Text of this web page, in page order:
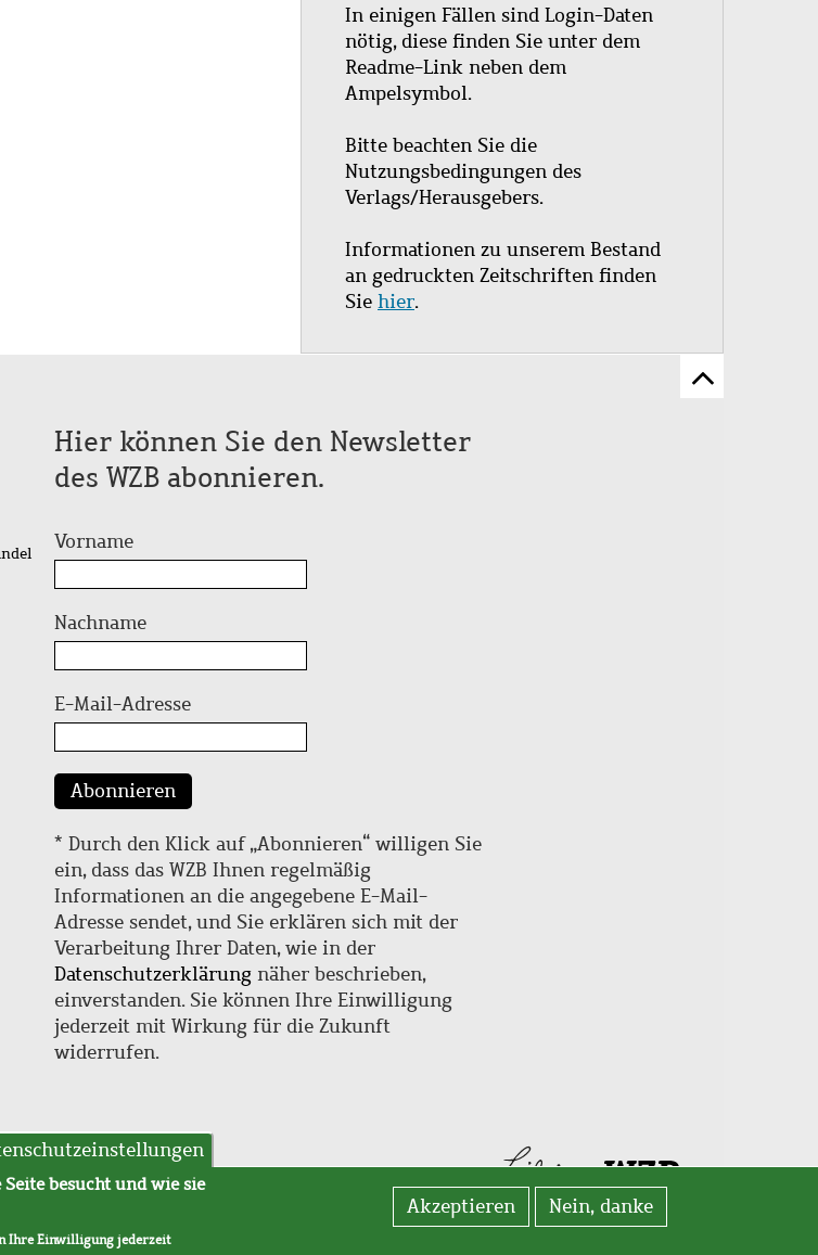
In einigen Fällen sind Login-Daten
nötig, diese finden Sie unter dem
Readme-Link neben dem
Ampelsymbol.
Bitte beachten Sie die
Nutzungsbedingungen des
Verlags/Herausgebers.
Informationen zu unserem Bestand
an gedruckten Zeitschriften finden
Sie hier.
Zum
Hier können Sie den Newsletter
des WZB abonnieren.
Vorname
Nachname
E-Mail-Adresse
Abonnieren
* Durch den Klick auf „Abonnieren“ willigen Sie
ein, dass das WZB Ihnen regelmäßig
Informationen an die angegebene E-Mail-
Adresse sendet, und Sie erklären sich mit der
Verarbeitung Ihrer Daten, wie in der
Datenschutzerklärung näher beschrieben,
einverstanden. Sie können Ihre Einwilligung
jederzeit mit Wirkung für die Zukunft
widerrufen.
besucht und wie sie
Ihre Einwilligung jederzeit
Akzeptieren Nein, danke